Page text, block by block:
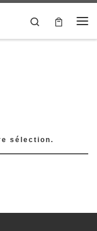
Search
sélection.